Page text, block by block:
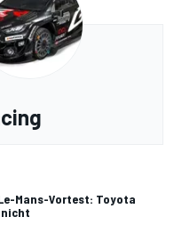
Mans-Vortest: Toyota
nicht